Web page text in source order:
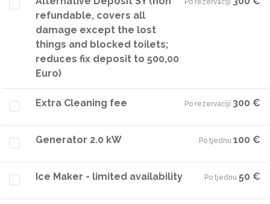
refundable, covers all
damage except the lost
things and blocked toilets;
reduces fix deposit to 500,00
Euro)
Po rezervaciji ·
Extra Cleaning fee Po rezervaciji·300 €
Generator 2.0 kW Po tjednu·100 €
Ice Maker - limited availability Po tjednu·50 €